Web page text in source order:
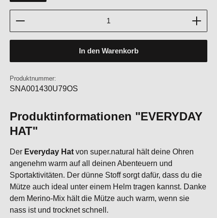
Produkt Anzahl: Gib den gewünschten Wert ein
In den Warenkorb
Produktnummer:
SNA001430U79OS
Produktinformationen "EVERYDAY
HAT"
Der Everyday Hat von super.natural hält deine Ohren
angenehm warm auf all deinen Abenteuern und
Sportaktivitäten. Der dünne Stoff sorgt dafür, dass du die
Mütze auch ideal unter einem Helm tragen kannst. Danke
dem Merino-Mix hält die Mütze auch warm, wenn sie
nass ist und trocknet schnell.